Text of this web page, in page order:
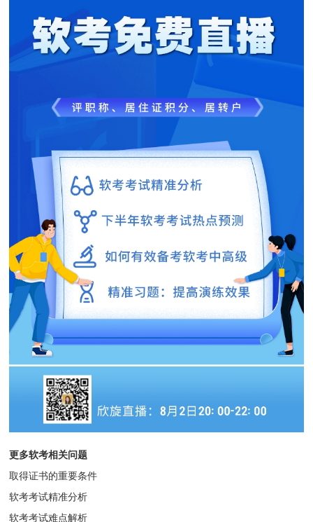
更多软考相关问题
取得证书的重要条件
软考考试精准分析
软考考试难点解析